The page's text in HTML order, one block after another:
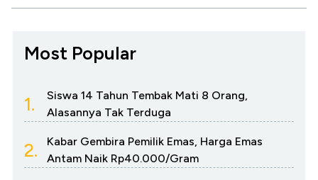
Most Popular
1.
Siswa 14 Tahun Tembak Mati 8 Orang,
Alasannya Tak Terduga
2.
Kabar Gembira Pemilik Emas, Harga Emas
Antam Naik Rp40.000/Gram